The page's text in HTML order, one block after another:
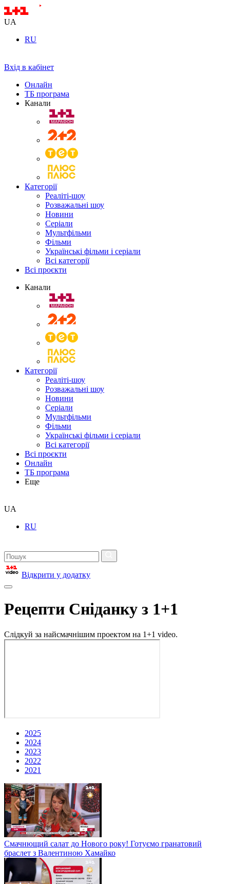
UA
RU
Вхід в кабінет
Онлайн
ТБ програма
Канали
Категорії
Реаліті-шоу
Розважальні шоу
Новини
Серіали
Мультфільми
Фільми
Українські фільми і серіали
Всі категорії
Всі проєкти
Канали
Категорії
Реаліті-шоу
Розважальні шоу
Новини
Серіали
Мультфільми
Фільми
Українські фільми і серіали
Всі категорії
Всі проєкти
Онлайн
ТБ програма
Еще
UA
RU
Відкрити у додатку
Рецепти Сніданку з 1+1
Слідкуй за найсмачнішим проектом на 1+1 video.
2025
2024
2023
2022
2021
Смачнющий салат до Нового року! Готуємо гранатовий
браслет з Валентиною Хамайко